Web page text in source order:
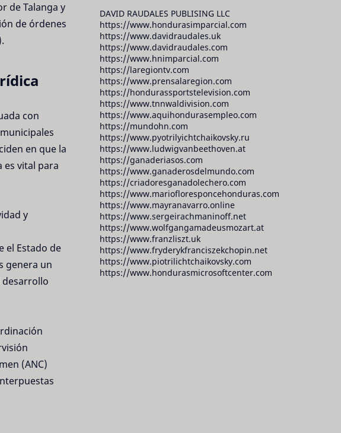
de Talanga y
de órdenes
con
en que la
es vital para
y
el Estado de
genera un
(ANC)
DAVID RAUDALES PUBLISING LLC
https://www.hondurasimparcial.com
https://www.davidraudales.uk
https://www.davidraudales.com
https://www.hnimparcial.com
https://laregiontv.com
https://www.prensalaregion.com
https://hondurassportstelevision.com
https://www.tnnwaldivision.com
https://www.aquihondurasempleo.com
https://mundohn.com
https://www.pyotrilyichtchaikovsky.ru
https://www.ludwigvanbeethoven.at
https://ganaderiasos.com
https://www.ganaderosdelmundo.com
https://criadoresganadolechero.com
https://www.mariofloresponcehonduras.com
https://www.mayranavarro.online
https://www.sergeirachmaninoff.net
https://www.wolfgangamadeusmozart.at
https://www.franzliszt.uk
https://www.fryderykfranciszekchopin.net
https://www.piotrilichtchaikovsky.com
https://www.hondurasmicrosoftcenter.com